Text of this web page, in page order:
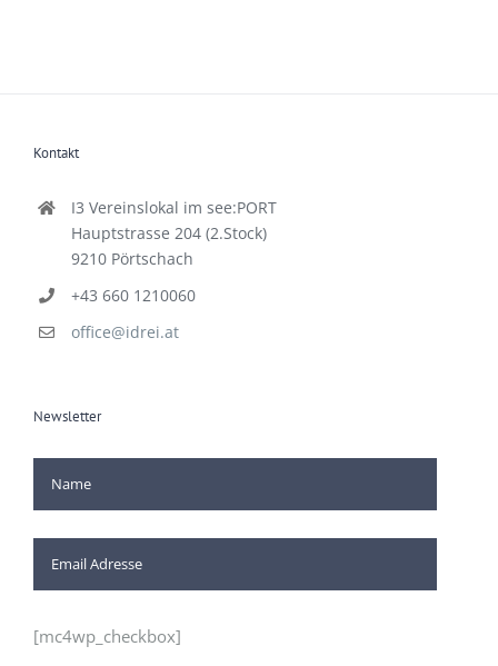
Kontakt
I3 Vereinslokal im see:PORT
Hauptstrasse 204 (2.Stock)
9210 Pörtschach
+43 660 1210060
office@idrei.at
Newsletter
[mc4wp_checkbox]